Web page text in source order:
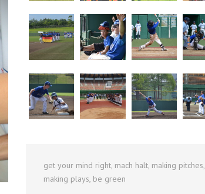
get your mind right, mach halt, making pitches,
making plays, be green